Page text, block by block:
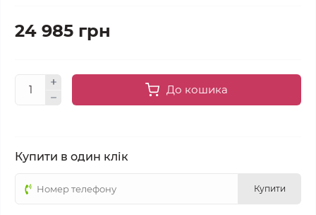
24 985 грн
До кошика
Купити в один клік
Купити